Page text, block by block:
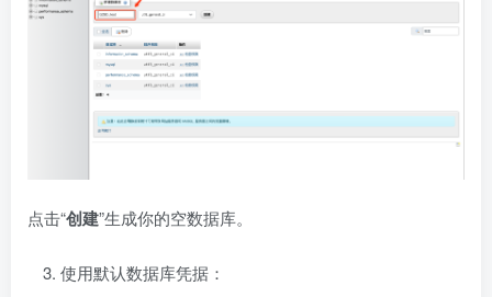
点击“创建”生成你的空数据库。
使用默认数据库凭据：